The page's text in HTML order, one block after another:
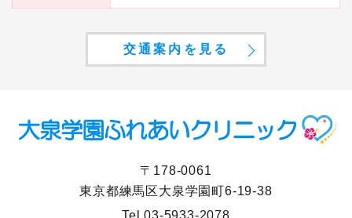
交通案内を見る
〒178-0061
東京都練馬区大泉学園町6-19-38